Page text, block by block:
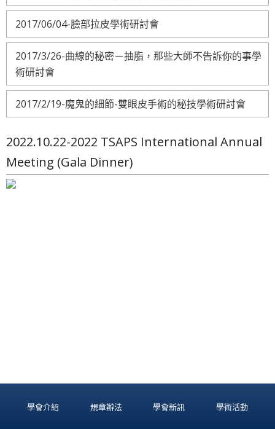
2017/06/04-臉部拉皮學術研討會
2017/3/26-曲線的秘密－抽脂，那些大師不告訴你的事學
術研討會
2017/2/19-魔鬼的細節-雙眼皮手術的秘技學術研討會
2022.10.22-2022 TSAPS International Annual
Meeting (Gala Dinner)
學會介紹 規章辦法 學會新訊 學術活動